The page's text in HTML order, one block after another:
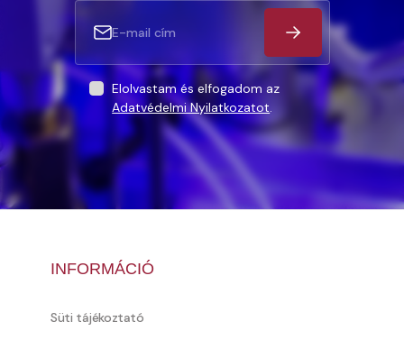
Elolvastam és elfogadom az
Adatvédelmi Nyilatkozatot.
INFORMÁCIÓ
Süti tájékoztató